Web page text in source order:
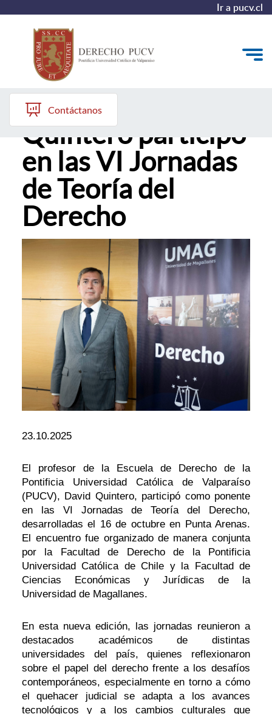
Ir a pucv.cl
Quiénes somos
Estudiantes y Admisión
Postgrados y Formación Continua
Investigación y Biblioteca
Vinculación con el Medio y Alumni
Contáctanos
Profesor David
Quintero participó
en las VI Jornadas
de Teoría del
Derecho
23.10.2025
El profesor de la Escuela de Derecho de la
Pontificia Universidad Católica de Valparaíso
(PUCV), David Quintero, participó como ponente
en las VI Jornadas de Teoría del Derecho,
desarrolladas el 16 de octubre en Punta Arenas.
El encuentro fue organizado de manera conjunta
por la Facultad de Derecho de la Pontificia
Universidad Católica de Chile y la Facultad de
Ciencias Económicas y Jurídicas de la
Universidad de Magallanes.
En esta nueva edición, las jornadas reunieron a
destacados académicos de distintas
universidades del país, quienes reflexionaron
sobre el papel del derecho frente a los desafíos
contemporáneos, especialmente en torno a cómo
el quehacer judicial se adapta a los avances
tecnológicos y a los cambios culturales que